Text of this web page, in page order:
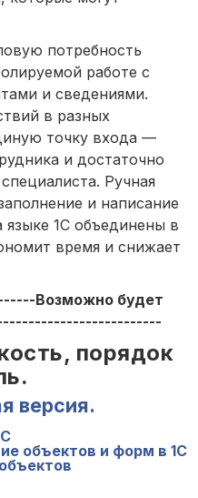
потребность
работе с
и сведениями.
в разных
точку входа —
и достаточно
Ручная
и написание
языке 1С объединены в
время и снижает
Возможно будет
порядок
версия.
объектов и форм в 1С